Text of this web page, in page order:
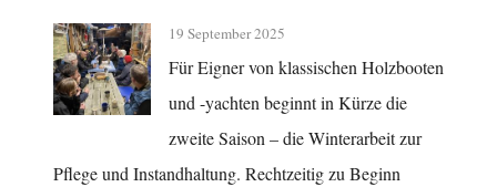
19 September 2025
Für Eigner von klassischen Holzbooten
und -yachten beginnt in Kürze die
zweite Saison – die Winterarbeit zur
Pflege und Instandhaltung. Rechtzeitig zu Beginn